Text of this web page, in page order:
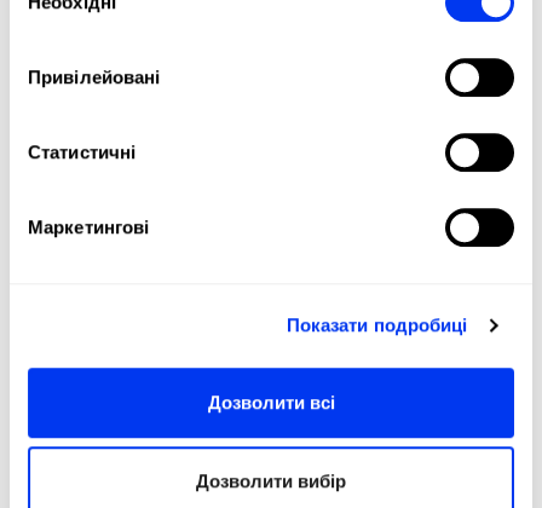
згоди
Привілейовані
Статистичні
Маркетингові
Показати подробиці
Дозволити всі
Дозволити вибір
performance and extended longevity.
Type of Game: Attack